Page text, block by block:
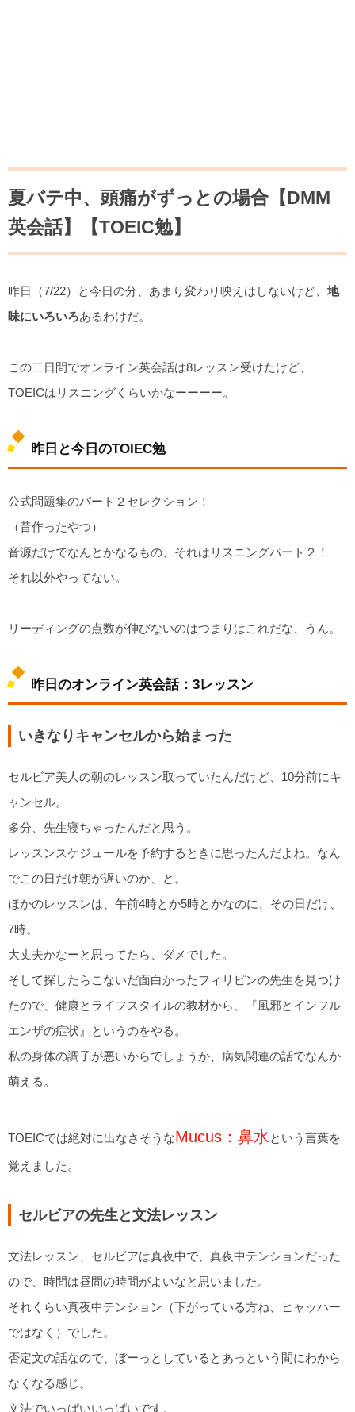
夏バテ中、頭痛がずっとの場合【DMM
英会話】【TOEIC勉】
昨日（7/22）と今日の分、あまり変わり映えはしないけど、 地
味にいろいろあるわけだ。
この二日間でオンライン英会話は8レッスン受けたけど、
TOEICはリスニングくらいかなーーーー。
昨日と今日のTOIEC勉
公式問題集のパート２セレクション！
（昔作ったやつ）
音源だけでなんとかなるもの、それはリスニングパート２！
それ以外やってない。
リーディングの点数が伸びないのはつまりはこれだな、うん。
昨日のオンライン英会話：3レッスン
いきなりキャンセルから始まった
セルビア美人の朝のレッスン取っていたんだけど、10分前にキ
ャンセル。
多分、先生寝ちゃったんだと思う。
レッスンスケジュールを予約するときに思ったんだよね。なん
でこの日だけ朝が遅いのか、と。
ほかのレッスンは、午前4時とか5時とかなのに、その日だけ、
7時。
大丈夫かなーと思ってたら、ダメでした。
そして探したらこないだ面白かったフィリピンの先生を見つけ
たので、健康とライフスタイルの教材から、『風邪とインフル
エンザの症状』というのをやる。
私の身体の調子が悪いからでしょうか、病気関連の話でなんか
萌える。
TOEICでは絶対に出なさそうなMucus：鼻水という言葉を
覚えました。
セルビアの先生と文法レッスン
文法レッスン、セルビアは真夜中で、真夜中テンションだった
ので、時間は昼間の時間がよいなと思いました。
それくらい真夜中テンション（下がっている方ね、ヒャッハー
ではなく）でした。
否定文の話なので、ぼーっとしているとあっという間にわから
なくなる感じ。
文法でいっぱいいっぱいです。